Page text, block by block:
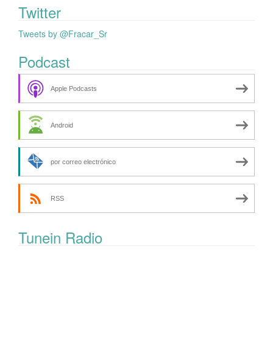
Twitter
Tweets by @Fracar_Sr
Podcast
Apple Podcasts
Android
por correo electrónico
RSS
Tunein Radio